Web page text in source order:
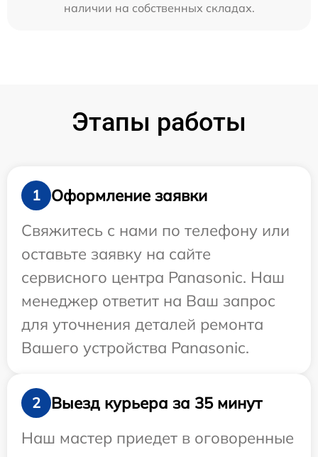
наличии на собственных складах.
Этапы работы
1
Оформление заявки
Свяжитесь с нами по телефону или
оставьте заявку на сайте
сервисного центра Panasonic. Наш
менеджер ответит на Ваш запрос
для уточнения деталей ремонта
Вашего устройства Panasonic.
2
Выезд курьера за 35 минут
Наш мастер приедет в оговоренные